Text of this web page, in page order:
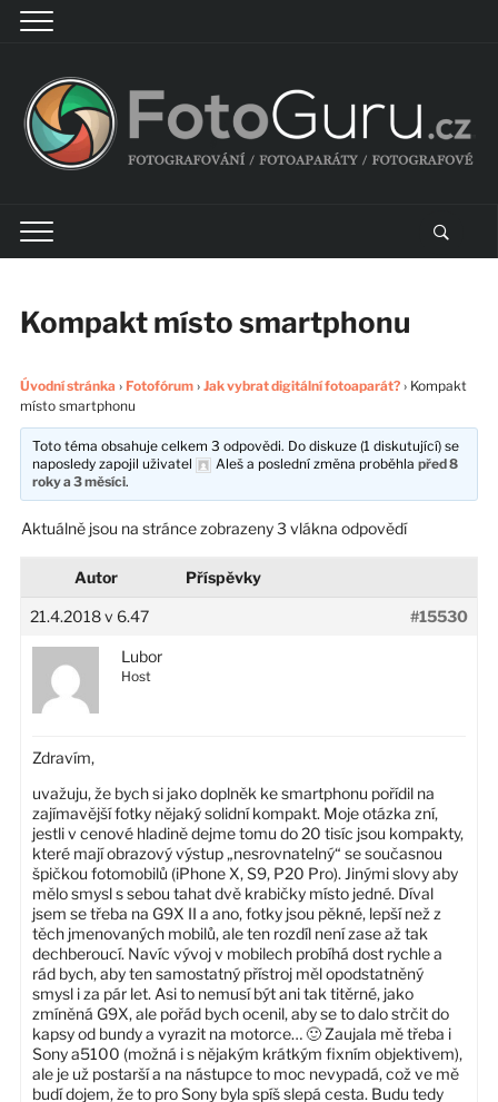
Kompakt místo smartphonu
Úvodní stránka › Fotofórum › Jak vybrat digitální fotoaparát? › Kompakt
místo smartphonu
Toto téma obsahuje celkem 3 odpovědi. Do diskuze (1 diskutující) se
naposledy zapojil uživatel
Aleš a poslední změna proběhlapřed 8
roky a 3 měsíci.
Aktuálně jsou na stránce zobrazeny 3 vlákna odpovědí
Autor Příspěvky
21.4.2018 v 6.47 #15530
Lubor
Host
Zdravím,
uvažuju, že bych si jako doplněk ke smartphonu pořídil na
zajímavější fotky nějaký solidní kompakt. Moje otázka zní,
jestli v cenové hladině dejme tomu do 20 tisíc jsou kompakty,
které mají obrazový výstup „nesrovnatelný“ se současnou
špičkou fotomobilů (iPhone X, S9, P20 Pro). Jinými slovy aby
mělo smysl s sebou tahat dvě krabičky místo jedné. Díval
jsem se třeba na G9X II a ano, fotky jsou pěkné, lepší než z
těch jmenovaných mobilů, ale ten rozdíl není zase až tak
dechberoucí. Navíc vývoj v mobilech probíhá dost rychle a
rád bych, aby ten samostatný přístroj měl opodstatněný
smysl i za pár let. Asi to nemusí být ani tak titěrné, jako
zmíněná G9X, ale pořád bych ocenil, aby se to dalo strčit do
kapsy od bundy a vyrazit na motorce… 🙂 Zaujala mě třeba i
Sony a5100 (možná i s nějakým krátkým fixním objektivem),
ale je už postarší a na nástupce to moc nevypadá, což ve mě
budí dojem, že to pro Sony byla spíš slepá cesta. Budu tedy